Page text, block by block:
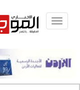
Toggle